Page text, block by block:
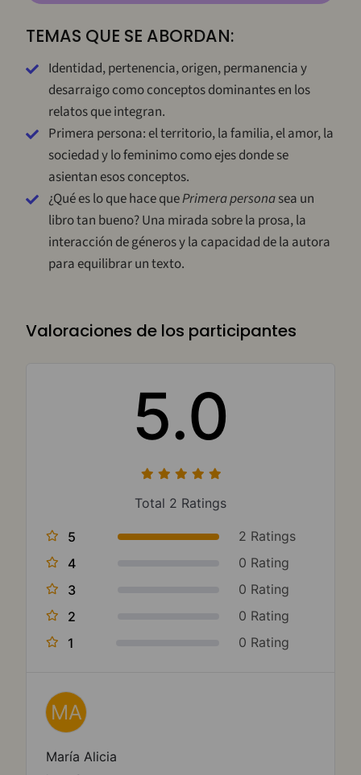
TEMAS QUE SE ABORDAN:
Identidad, pertenencia, origen, permanencia y
desarraigo como conceptos dominantes en los
relatos que integran.
Primera persona: el territorio, la familia, el amor, la
sociedad y lo feminimo como ejes donde se
asientan esos conceptos.
¿Qué es lo que hace quePrimera personasea un
libro tan bueno? Una mirada sobre la prosa, la
interacción de géneros y la capacidad de la autora
para equilibrar un texto.
Valoraciones de los participantes
5.0
Total 2 Ratings
5
2 Ratings
4
0 Rating
3
0 Rating
2
0 Rating
1
0 Rating
MA
María Alicia